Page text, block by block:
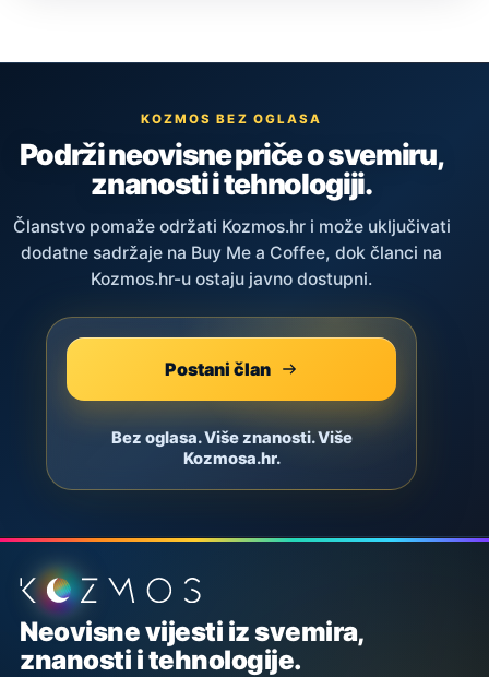
KOZMOS BEZ OGLASA
Podrži neovisne priče o svemiru,
znanosti i tehnologiji.
Članstvo pomaže održati Kozmos.hr i može uključivati
dodatne sadržaje na Buy Me a Coffee, dok članci na
Kozmos.hr-u ostaju javno dostupni.
Postani član
Bez oglasa. Više znanosti. Više
Kozmosa.hr.
Podnožje stranice
Neovisne vijesti iz svemira,
znanosti i tehnologije.